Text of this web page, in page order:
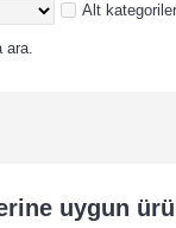
Alt
ara.
uygun